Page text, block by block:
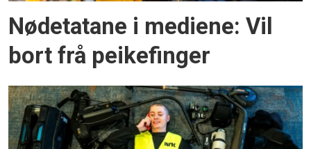
Nødetatane i mediene: Vil
bort frå peikefinger